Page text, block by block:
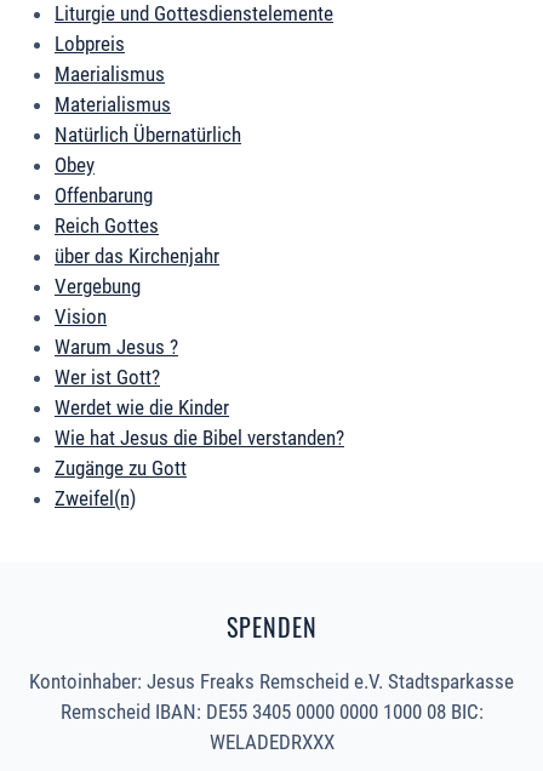
Liturgie und Gottesdienstelemente
Lobpreis
Maerialismus
Materialismus
Natürlich Übernatürlich
Obey
Offenbarung
Reich Gottes
über das Kirchenjahr
Vergebung
Vision
Warum Jesus ?
Wer ist Gott?
Werdet wie die Kinder
Wie hat Jesus die Bibel verstanden?
Zugänge zu Gott
Zweifel(n)
SPENDEN
Kontoinhaber: Jesus Freaks Remscheid e.V. Stadtsparkasse
Remscheid IBAN: DE55 3405 0000 0000 1000 08 BIC:
WELADEDRXXX